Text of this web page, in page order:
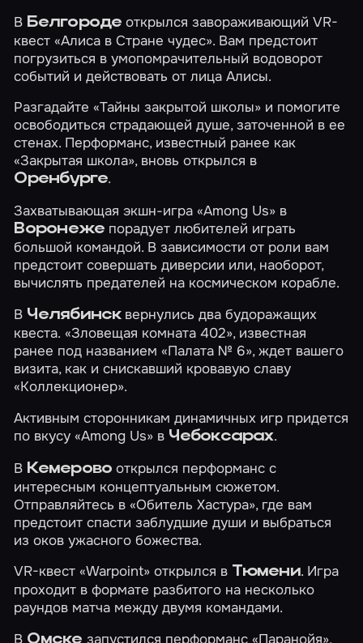
В Белгороде открылся завораживающий VR-
квест«Алиса в Стране чудес». Вам предстоит
погрузиться в умопомрачительный водоворот
событий и действовать от лица Алисы.
Разгадайте«Тайны закрытой школы» и помогите
освободиться страдающей душе, заточенной в ее
стенах. Перформанс, известный ранее как
«Закрытая школа», вновь открылся в
Оренбурге.
Захватывающая экшн-игра«Among Us» в
Воронеже порадует любителей играть
большой командой. В зависимости от роли вам
предстоит совершать диверсии или, наоборот,
вычислять предателей на космическом корабле.
В Челябинсквернулись два будоражащих
квеста.«Зловещая комната 402», известная
ранее под названием «Палата № 6», ждет вашего
визита, как и снискавший кровавую славу
«Коллекционер».
Активным сторонникам динамичных игр придется
по вкусу«Among Us» в Чебоксарах.
В Кемерово открылся перформанс с
интересным концептуальным сюжетом.
Отправляйтесь в«Обитель Хастура», где вам
предстоит спасти заблудшие души и выбраться
из оков ужасного божества.
VR-квест«Warpoint» открылся в Тюмени. Игра
проходит в формате разбитого на несколько
раундов матча между двумя командами.
В
запустился перформанс «Паранойя»,